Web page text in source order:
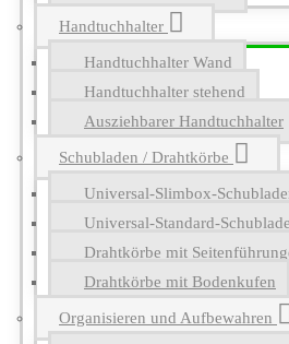
Handtuchhalter
Handtuchhalter Wand
Handtuchhalter stehend
Ausziehbarer Handtuchhalter
Schubladen / Drahtkörbe
Universal-Slimbox-
Universal-Standard-
Drahtkörbe mit
Drahtkörbe mit Bodenkufen
Organisieren und Aufbewahren